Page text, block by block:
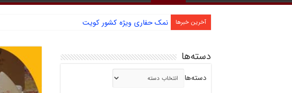
آخرین خبرها آشنایی با نمک دانه شکری و مزایای صادرات نمک صنعتی
دسته‌ها
دسته‌ها